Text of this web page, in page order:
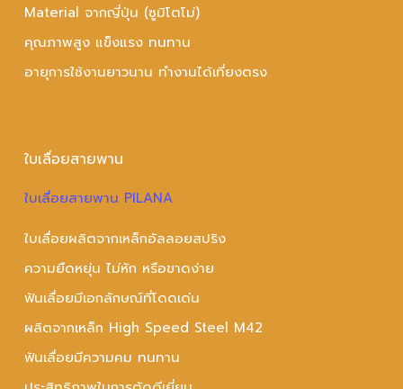
Material จากญี่ปุ่น (ซูมิโตโม่)
คุณภาพสูง แข็งแรง ทนทาน
อายุการใช้งานยาวนาน ทำงานได้เที่ยงตรง
ใบเลื่อยสายพาน
ใบเลื่อยสายพาน PILANA
ใบเลื่อยผลิตจากเหล็กอัลลอยสปริง
ความยืดหยุ่น ไม่หัก หรือขาดง่าย
ฟันเลื่อยมีเอกลักษณ์ที่โดดเด่น
ผลิตจากเหล็ก High Speed Steel M42
ฟันเลื่อยมีความคม ทนทาน